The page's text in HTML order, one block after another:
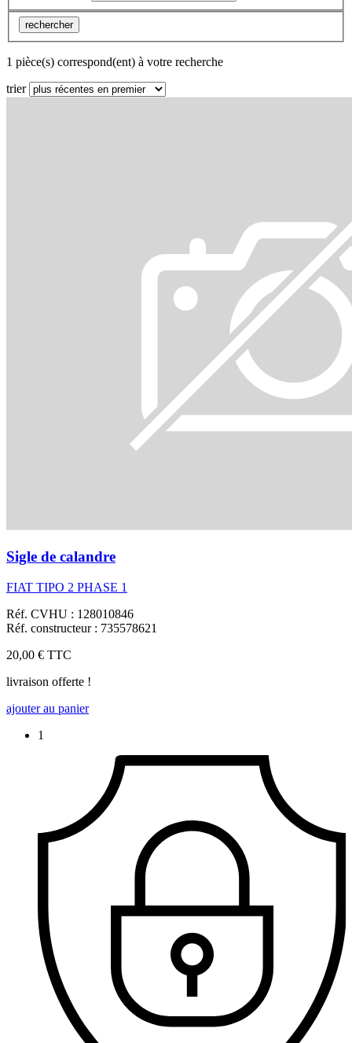
rechercher
1 pièce(s) correspond(ent) à votre recherche
trier
Sigle de calandre
FIAT TIPO 2 PHASE 1
Réf. CVHU : 128010846
Réf. constructeur : 735578621
20,00 € TTC
livraison offerte !
ajouter au panier
1